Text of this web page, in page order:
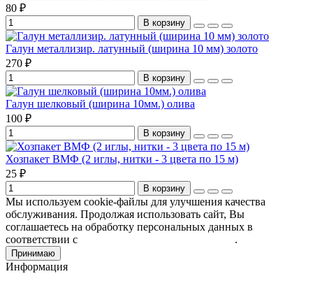
80 ₽
В корзину
Галун металлизир. латунный (ширина 10 мм) золото
270 ₽
В корзину
Галун шелковый (ширина 10мм.) олива
100 ₽
В корзину
Хозпакет ВМФ (2 иглы, нитки - 3 цвета по 15 м)
25 ₽
В корзину
Мы используем cookie-файлы для улучшения качества
обслуживания. Продолжая использовать сайт, Вы
соглашаетесь на обработку персональных данных в
соответствии с
.
Принимаю
Информация